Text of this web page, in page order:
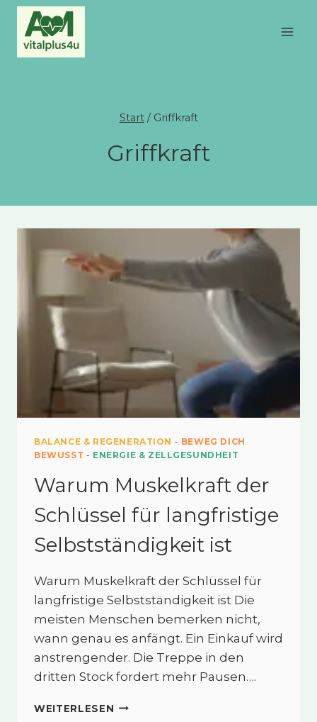
Zum
Inhalt
springen
Start / Griffkraft
Griffkraft
BALANCE & REGENERATION - BEWEG DICH
BEWUSST - ENERGIE & ZELLGESUNDHEIT
Warum Muskelkraft der
Schlüssel für langfristige
Selbstständigkeit ist
Warum Muskelkraft der Schlüssel für
langfristige Selbstständigkeit ist Die
meisten Menschen bemerken nicht,
wann genau es anfängt. Ein Einkauf wird
anstrengender. Die Treppe in den
dritten Stock fordert mehr Pausen….
WEITERLESEN WARUM